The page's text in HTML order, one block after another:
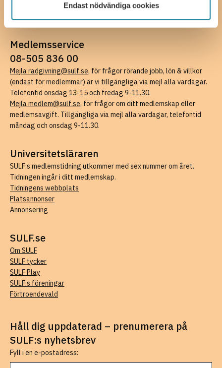
Endast nödvändiga cookies
Faktureringsuppgifter
Medlemsservice
08-505 836 00
Mejla radgivning@sulf.se, för frågor rörande jobb, lön & villkor
(endast för medlemmar) är vi tillgängliga via mejl alla vardagar.
Telefontid onsdag 13-15 och fredag 9-11.30.
Mejla medlem@sulf.se, för frågor om ditt medlemskap eller
medlemsavgift. Tillgängliga via mejl alla vardagar, telefontid
måndag och onsdag 9-11.30.
Universitetsläraren
SULF:s medlemstidning utkommer med sex nummer om året.
Tidningen ingår i ditt medlemskap.
Tidningens webbplats
Platsannonser
Annonsering
SULF.se
Om SULF
SULF tycker
SULF Play
SULF:s föreningar
Förtroendevald
Håll dig uppdaterad – prenumerera på
SULF:s nyhetsbrev
Fyll i en e-postadress: